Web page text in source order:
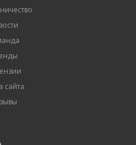
сайта